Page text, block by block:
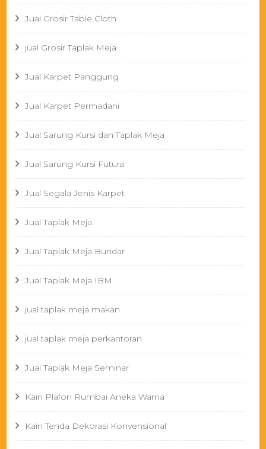
Jual Grosir Table Cloth
jual Grosir Taplak Meja
Jual Karpet Panggung
Jual Karpet Permadani
Jual Sarung Kursi dan Taplak Meja
Jual Sarung Kursi Futura
Jual Segala Jenis Karpet
Jual Taplak Meja
Jual Taplak Meja Bundar
Jual Taplak Meja IBM
jual taplak meja makan
jual taplak meja perkantoran
Jual Taplak Meja Seminar
Kain Plafon Rumbai Aneka Warna
Kain Tenda Dekorasi Konvensional